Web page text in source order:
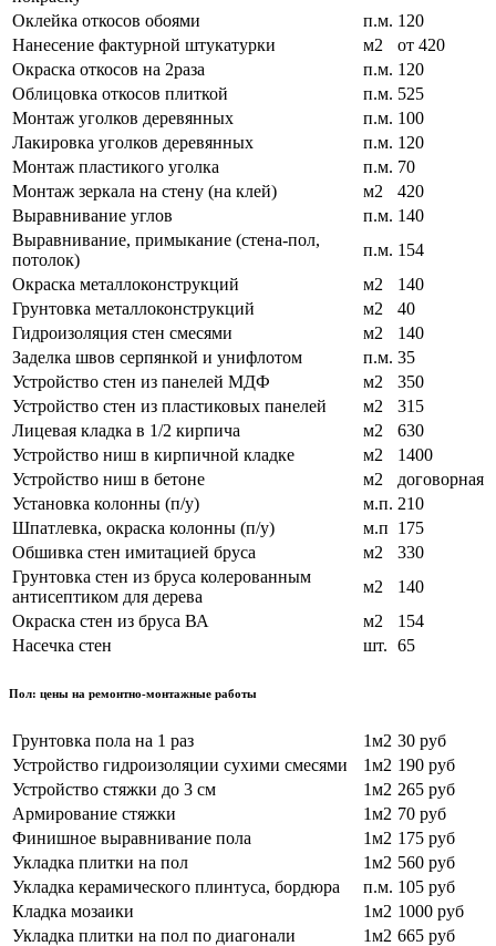
Оклейка откосов обоями
п.м. 120
Нанесение фактурной штукатурки
м2
от 420
Окраска откосов на 2раза
п.м. 120
Облицовка откосов плиткой
п.м. 525
Монтаж уголков деревянных
п.м. 100
Лакировка уголков деревянных
п.м. 120
Монтаж пластикого уголка
п.м. 70
Монтаж зеркала на стену (на клей)
м2
420
Выравнивание углов
п.м. 140
Выравнивание, примыкание (стена-пол,
потолок)
п.м. 154
Окраска металлоконструкций
м2
140
Грунтовка металлоконструкций
м2
40
Гидроизоляция стен смесями
м2
140
Заделка швов серпянкой и унифлотом
п.м. 35
Устройство стен из панелей МДФ
м2
350
Устройство стен из пластиковых панелей
м2
315
Лицевая кладка в 1/2 кирпича
м2
630
Устройство ниш в кирпичной кладке
м2
1400
Устройство ниш в бетоне
м2
договорная
Установка колонны (п/у)
м.п. 210
Шпатлевка, окраска колонны (п/у)
м.п 175
Обшивка стен имитацией бруса
м2
330
Грунтовка стен из бруса колерованным
антисептиком для дерева
м2
140
Окраска стен из бруса ВА
м2
154
Насечка стен
шт. 65
Пол: цены на ремонтно-монтажные работы
Грунтовка пола на 1 раз 1м2 30 руб
Устройство гидроизоляции сухими смесями
1м2 190 руб
Устройство стяжки до 3 см
1м2 265 руб
Армирование стяжки
1м2 70 руб
Финишное выравнивание пола
1м2 175 руб
Укладка плитки на пол
1м2 560 руб
Укладка керамического плинтуса, бордюра
п.м. 105 руб
Кладка мозаики
1м2 1000 руб
Укладка плитки на пол по диагонали
1м2 665 руб